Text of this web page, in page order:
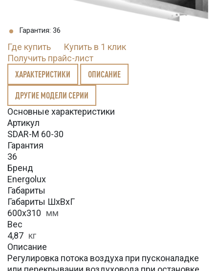
Гарантия: 36
Где купить
Купить в 1 клик
Получить прайс-лист
ХАРАКТЕРИСТИКИ ОПИСАНИЕ
ДРУГИЕ МОДЕЛИ СЕРИИ
Основные характеристики
Артикул
SDAR-M 60-30
Гарантия
36
Бренд
Energolux
Габариты
Габариты ШхВхГ
600x310 мм
Вес
4,87 кг
Описание
Регулировка потока воздуха при пусконаладке